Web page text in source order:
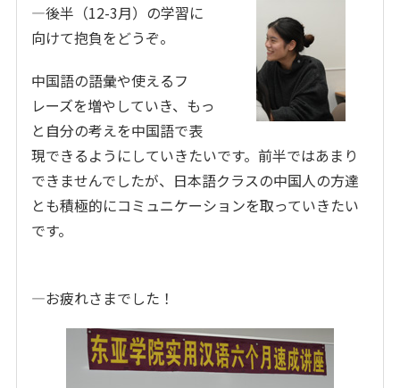
―後半（12-3月）の学習に
向けて抱負をどうぞ。
中国語の語彙や使えるフ
レーズを増やしていき、もっ
と自分の考えを中国語で表
現できるようにしていきたいです。前半ではあまり
できませんでしたが、日本語クラスの中国人の方達
とも積極的にコミュニケーションを取っていきたい
です。
―お疲れさまでした！